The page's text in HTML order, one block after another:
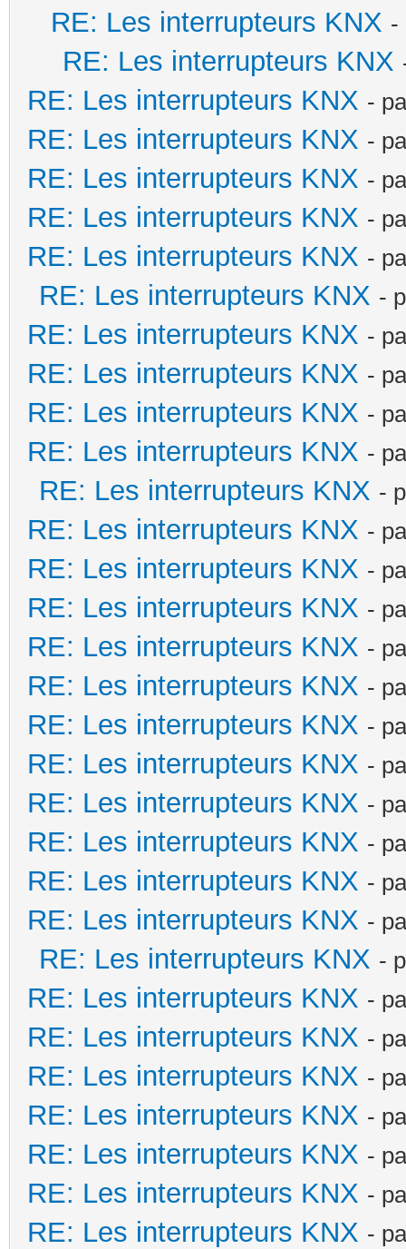
RE: Les interrupteurs KNX -
RE: Les interrupteurs KNX
RE: Les interrupteurs KNX -
RE: Les interrupteurs KNX -
RE: Les interrupteurs KNX -
RE: Les interrupteurs KNX -
RE: Les interrupteurs KNX -
RE: Les interrupteurs KNX -
RE: Les interrupteurs KNX -
RE: Les interrupteurs KNX -
RE: Les interrupteurs KNX -
RE: Les interrupteurs KNX -
RE: Les interrupteurs KNX -
RE: Les interrupteurs KNX -
RE: Les interrupteurs KNX -
RE: Les interrupteurs KNX -
RE: Les interrupteurs KNX -
RE: Les interrupteurs KNX -
RE: Les interrupteurs KNX -
RE: Les interrupteurs KNX -
RE: Les interrupteurs KNX -
RE: Les interrupteurs KNX -
RE: Les interrupteurs KNX -
RE: Les interrupteurs KNX -
RE: Les interrupteurs KNX -
RE: Les interrupteurs KNX -
RE: Les interrupteurs KNX -
RE: Les interrupteurs KNX -
RE: Les interrupteurs KNX -
RE: Les interrupteurs KNX -
RE: Les interrupteurs KNX -
RE: Les interrupteurs KNX -